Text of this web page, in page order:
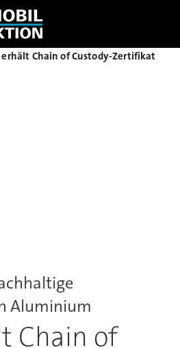
Chain of Custody-Zertifikat
Aluminium
Chain of